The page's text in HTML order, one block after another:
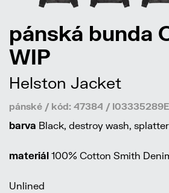
pánská bunda
WIP
Helston Jacket
pánské / kód: 47384 /
barva Black, destroy wash, splatter
materiál 100% Cotton Smith
Unlined